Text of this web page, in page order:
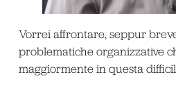
Vorrei affrontare, seppur
problematiche organizzative
maggiormente in questa